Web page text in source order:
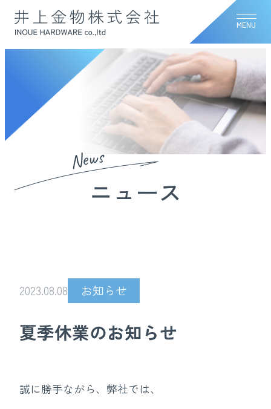
MENU
News
ニュース
2023.08.08 お知らせ
夏季休業のお知らせ
誠に勝手ながら、弊社では、